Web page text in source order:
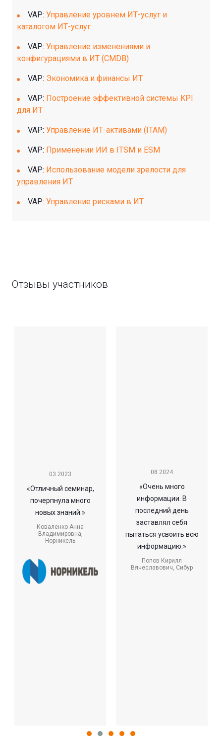
VAP: Управление уровнем ИТ-услуг и
каталогом ИТ-услуг
VAP: Управление изменениями и
конфигурациями в ИТ (CMDB)
VAP: Экономика и финансы ИТ
VAP: Построение эффективной системы KPI
для ИТ
VAP: Управление ИТ-активами (ITAM)
VAP: Применении ИИ в ITSM и ESM
VAP: Использование модели зрелости для
управления ИТ
VAP: Управление рисками в ИТ
Отзывы участников
03.2023
«Отличный семинар,
почерпнула много
новых знаний.»
Коваленко Анна
Владимировна,
Норникель
08.2024
«Очень много
информации. В
последний день
заставлял себя
пытаться усвоить всю
информацию.»
Попов Кирилл
Вячеславович, Сибур